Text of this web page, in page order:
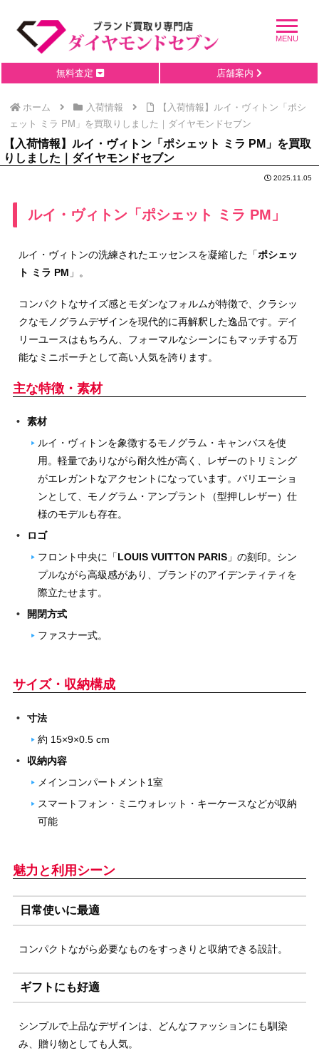
無料査定 店舗案内
ホーム 入荷情報
【入荷情報】ルイ・ヴィトン「ポシ
ェット ミラ PM」を買取りしました｜ダイヤモンドセブン
【入荷情報】ルイ・ヴィトン「ポシェット ミラ PM」を買取
りしました｜ダイヤモンドセブン
2025.11.05
ルイ・ヴィトン「ポシェット ミラ PM」
ルイ・ヴィトンの洗練されたエッセンスを凝縮した「ポシェッ
ト ミラ PM 」。
コンパクトなサイズ感とモダンなフォルムが特徴で、クラシッ
クなモノグラムデザインを現代的に再解釈した逸品です。デイ
リーユースはもちろん、フォーマルなシーンにもマッチする万
能なミニポーチとして高い人気を誇ります。
主な特徴・素材
素材
ルイ・ヴィトンを象徴するモノグラム・キャンバスを使
用。軽量でありながら耐久性が高く、レザーのトリミング
がエレガントなアクセントになっています。バリエーショ
ンとして、モノグラム・アンプラント（型押しレザー）仕
様のモデルも存在。
ロゴ
フロント中央に「LOUIS VUITTON PARIS 」の刻印。シン
プルながら高級感があり、ブランドのアイデンティティを
際立たせます。
開閉方式
ファスナー式。
サイズ・収納構成
寸法
約 15×9×0.5 cm
収納内容
メインコンパートメント1室
スマートフォン・ミニウォレット・キーケースなどが収納
可能
魅力と利用シーン
日常使いに最適
コンパクトながら必要なものをすっきりと収納できる設計。
ギフトにも好適
シンプルで上品なデザインは、どんなファッションにも馴染
み、贈り物としても人気。